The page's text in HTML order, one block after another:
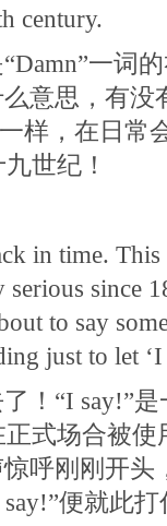
century.
一词的
意思，有没
样，在日常
世纪！
in time. This
since
to say
just to let ‘I
“I say!”是
式场合被
呼刚刚开头
便就此打